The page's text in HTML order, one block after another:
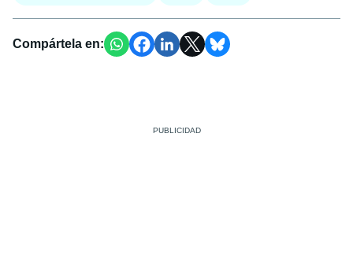
Compártela en: